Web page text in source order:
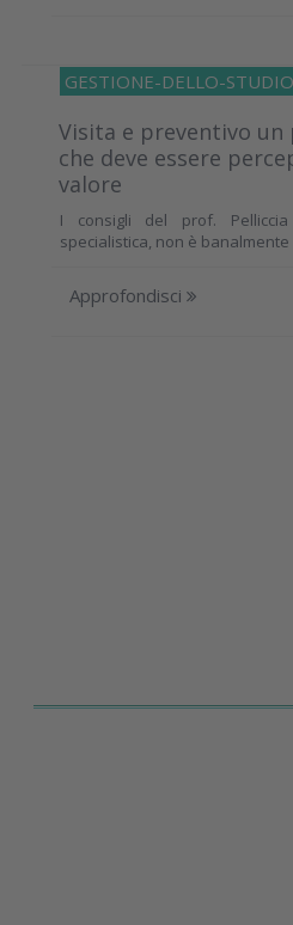
GESTIONE-DELLO-STUDIO
Visita e preventivo un
che deve essere
valore
I consigli del prof.
specialistica, non è
Approfondisci